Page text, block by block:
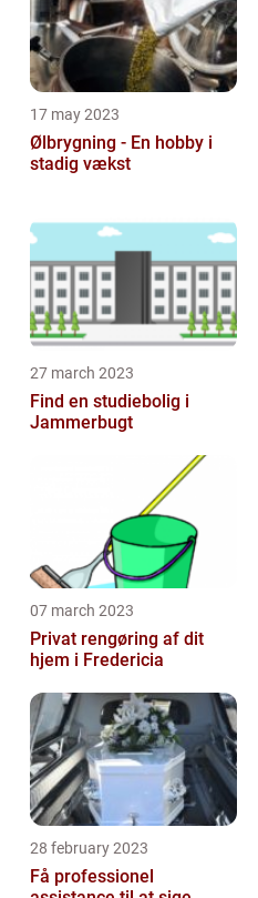
17 may 2023
Ølbrygning - En hobby i
stadig vækst
27 march 2023
Find en studiebolig i
Jammerbugt
07 march 2023
Privat rengøring af dit
hjem i Fredericia
28 february 2023
Få professionel